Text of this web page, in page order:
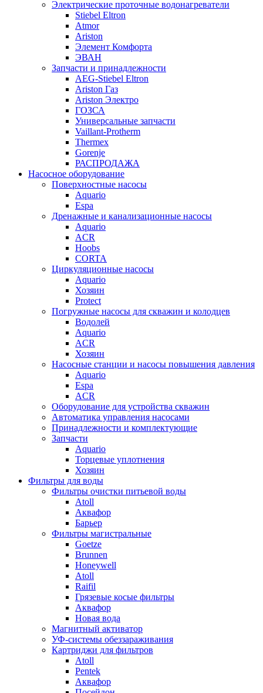
Электрические проточные водонагреватели
Stiebel Eltron
Atmor
Ariston
Элемент Комфорта
ЭВАН
Запчасти и принадлежности
AEG-Stiebel Eltron
Ariston Газ
Ariston Электро
ГОЗСА
Универсальные запчасти
Vaillant-Protherm
Thermex
Gorenje
РАСПРОДАЖА
Насосное оборудование
Поверхностные насосы
Aquario
Espa
Дренажные и канализационные насосы
Aquario
ACR
Hoobs
CORTA
Циркуляционные насосы
Aquario
Хозяин
Protect
Погружные насосы для скважин и колодцев
Водолей
Aquario
ACR
Хозяин
Насосные станции и насосы повышения давления
Aquario
Espa
ACR
Оборудование для устройства скважин
Автоматика управления насосами
Принадлежности и комплектующие
Запчасти
Aquario
Торцевые уплотнения
Хозяин
Фильтры для воды
Фильтры очистки питьевой воды
Atoll
Аквафор
Барьер
Фильтры магистральные
Goetze
Brunnen
Honeywell
Atoll
Raifil
Грязевые косые фильтры
Аквафор
Новая вода
Магнитный активатор
УФ-системы обеззараживания
Картриджи для фильтров
Atoll
Pentek
Аквафор